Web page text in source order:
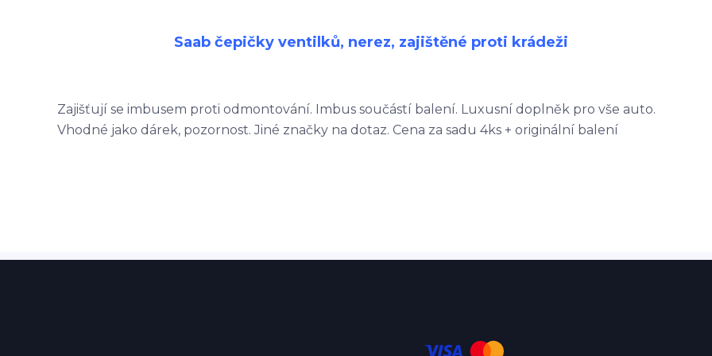
Saab čepičky ventilků, nerez, zajištěné proti krádeži
Zajišťují se imbusem proti odmontování. Imbus součástí balení. Luxusní doplněk pro vše auto.
Vhodné jako dárek, pozornost. Jiné značky na dotaz. Cena za sadu 4ks + originální balení